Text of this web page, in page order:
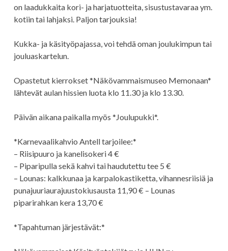
on laadukkaita kori- ja harjatuotteita, sisustustavaraa ym.
kotiin tai lahjaksi. Paljon tarjouksia!
Kukka- ja käsityöpajassa, voi tehdä oman joulukimpun tai
jouluaskartelun.
Opastetut kierrokset *Näkövammaismuseo Memonaan*
lähtevät aulan hissien luota klo 11.30 ja klo 13.30.
Päivän aikana paikalla myös *Joulupukki*.
*Karnevaalikahvio Antell tarjoilee:*
– Riisipuuro ja kanelisokeri 4 €
– Piparipulla sekä kahvi tai haudutettu tee 5 €
– Lounas: kalkkunaa ja karpalokastiketta, vihannesriisiä ja
punajuuriaurajuustokiusausta 11,90 € – Lounas
piparirahkan kera 13,70 €
*Tapahtuman järjestävät:*